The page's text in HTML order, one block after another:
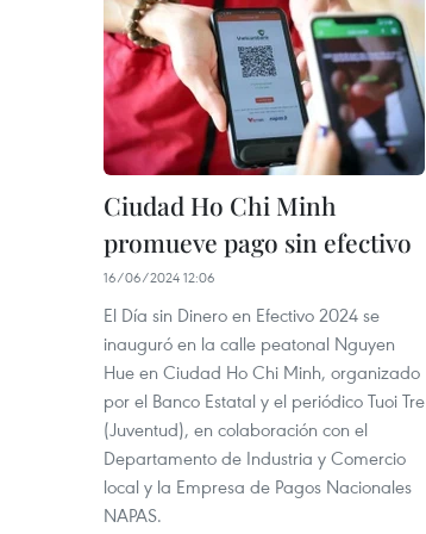
Ciudad Ho Chi Minh
promueve pago sin efectivo
16/06/2024 12:06
El Día sin Dinero en Efectivo 2024 se
inauguró en la calle peatonal Nguyen
Hue en Ciudad Ho Chi Minh, organizado
por el Banco Estatal y el periódico Tuoi Tre
(Juventud), en colaboración con el
Departamento de Industria y Comercio
local y la Empresa de Pagos Nacionales
NAPAS.